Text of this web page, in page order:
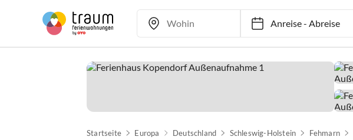
Anreise-Abreise
Startseite Europa Deutschland Schleswig-Holstein Fehmarn